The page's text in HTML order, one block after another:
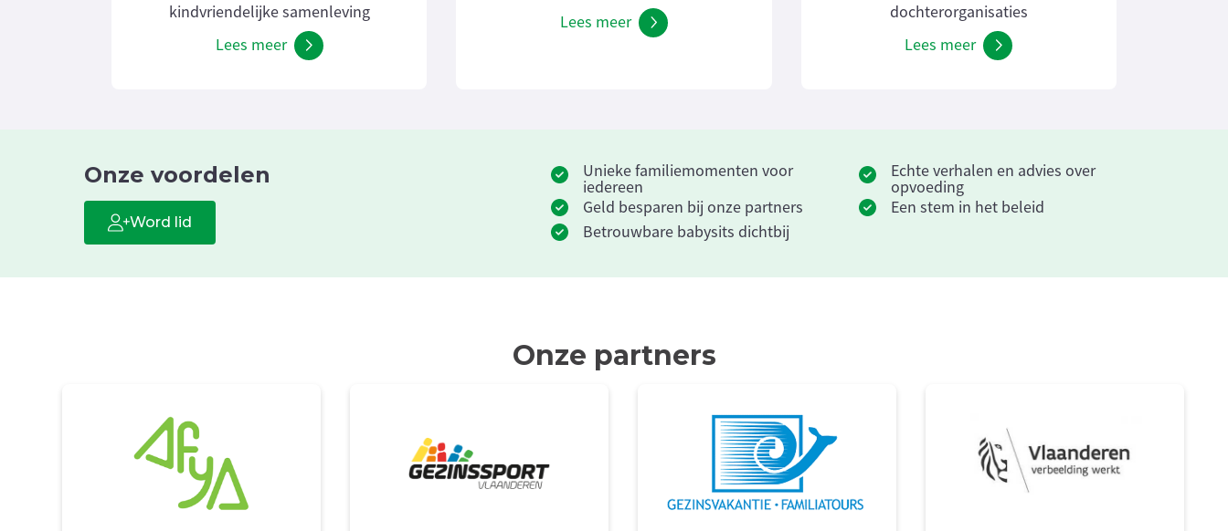
kindvriendelijke samenleving
Lees meer
Lees meer
dochterorganisaties
Lees meer
Onze voordelen
Word lid
Unieke familiemomenten voor
iedereen
Geld besparen bij onze partners
Betrouwbare babysits dichtbij
Echte verhalen en advies over
opvoeding
Een stem in het beleid
Onze partners